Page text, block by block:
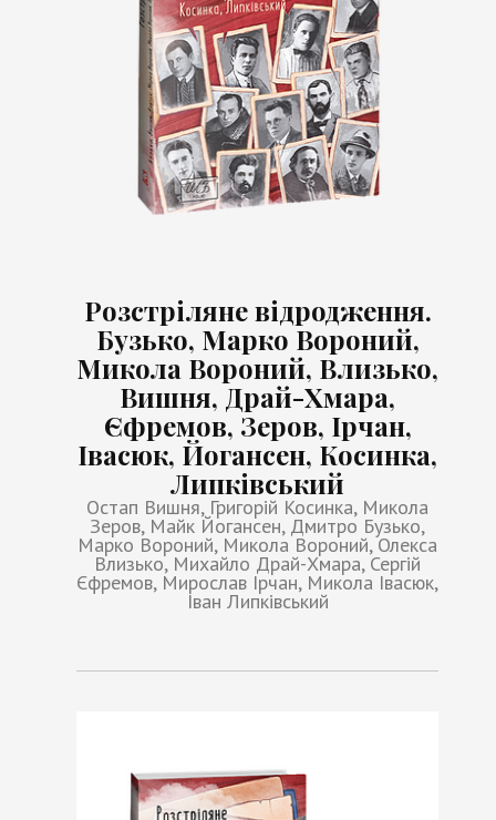
Розстріляне відродження.
Бузько, Марко Вороний,
Микола Вороний, Влизько,
Вишня, Драй-Хмара,
Єфремов, Зеров, Ірчан,
Івасюк, Йогансен, Косинка,
Липківський
Остап Вишня, Григорій Косинка, Микола
Зеров, Майк Йогансен, Дмитро Бузько,
Марко Вороний, Микола Вороний, Олекса
Влизько, Михайло Драй-Хмара, Сергій
Єфремов, Мирослав Ірчан, Микола Івасюк,
Іван Липківський